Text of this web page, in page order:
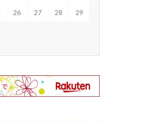
26 27 28 29